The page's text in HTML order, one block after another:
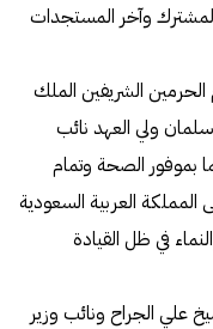
وآخر المستجدات
الشريفين الملك
ولي العهد نائب
بموفور الصحة وتمام
المملكة العربية السعودية
في ظل القيادة
علي الجراح ونائب وزير